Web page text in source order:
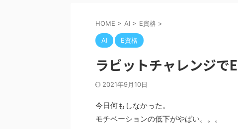
HOME > AI > E資格 >
AI E資格
ラビットチャレンジ
2021年9月10日
今日何もしなかった。
モチベーションの低下がやばい。。。